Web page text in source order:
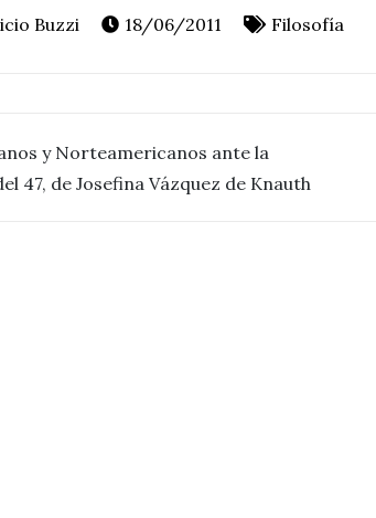
18/06/2011 Filosofía
y Norteamericanos ante la
47, de Josefina Vázquez de Knauth